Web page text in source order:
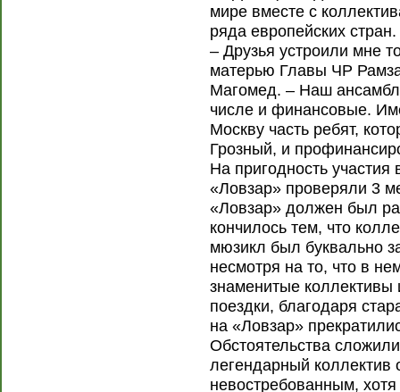
мире вместе с
ряда европейских стран.
– Друзья устроили мне
матерью Главы ЧР
Магомед. – Наш
числе и финансовые.
Москву часть ребят,
Грозный, и
На пригодность участия
«Ловзар» проверяли 3
«Ловзар» должен был
кончилось тем, что
мюзикл был буквально
несмотря на то, что в
знаменитые
поездки, благодаря
на «Ловзар»
Обстоятельства
легендарный коллектив
невостребованным,